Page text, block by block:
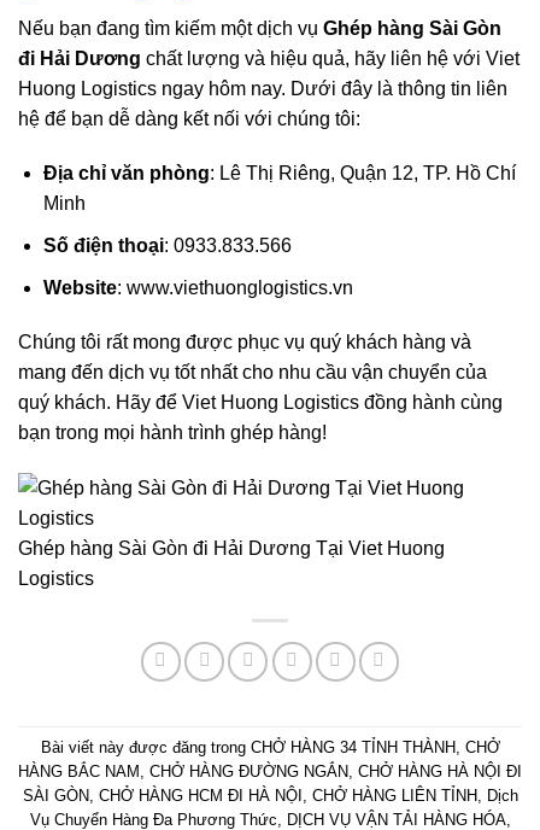
Nếu bạn đang tìm kiếm một dịch vụ Ghép hàng Sài Gòn
đi Hải Dương chất lượng và hiệu quả, hãy liên hệ với Viet
Huong Logistics ngay hôm nay. Dưới đây là thông tin liên
hệ để bạn dễ dàng kết nối với chúng tôi:
Địa chỉ văn phòng: Lê Thị Riêng, Quận 12, TP. Hồ Chí
Minh
Số điện thoại: 0933.833.566
Website: www.viethuonglogistics.vn
Chúng tôi rất mong được phục vụ quý khách hàng và
mang đến dịch vụ tốt nhất cho nhu cầu vận chuyển của
quý khách. Hãy để Viet Huong Logistics đồng hành cùng
bạn trong mọi hành trình ghép hàng!
Ghép hàng Sài Gòn đi Hải Dương Tại Viet Huong
Logistics
Bài viết này được đăng trong CHỞ HÀNG 34 TỈNH THÀNH, CHỞ
HÀNG BẮC NAM CHỞ HÀNG ĐƯỜNG NGẮN CHỞ HÀNG HÀ NỘI ĐI
SÀI GÒN, CHỞ HÀNG HCM ĐI HÀ NỘI CHỞ HÀNG LIÊN TỈNH, Dịch
Vụ Chuyển Hàng Đa Phương Thức
DỊCH VỤ VẬN TẢI HÀNG HÓA,